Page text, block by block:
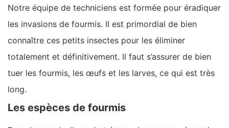
Notre équipe de techniciens est formée pour éradiquer
les invasions de fourmis. Il est primordial de bien
connaître ces petits insectes pour les éliminer
totalement et définitivement. Il faut s’assurer de bien
tuer les fourmis, les œufs et les larves, ce qui est très
long.
Les espèces de fourmis